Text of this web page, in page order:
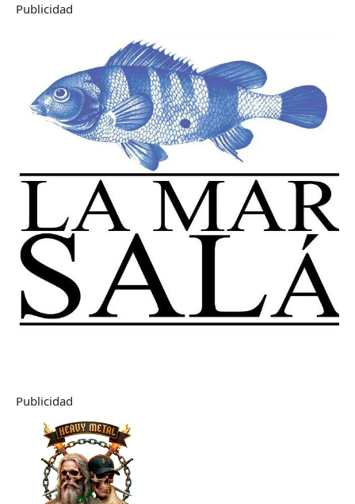
Publicidad
Publicidad